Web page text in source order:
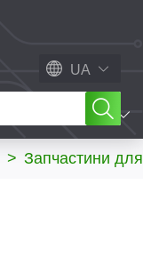
UA
МЕНЮ
> Запчастини